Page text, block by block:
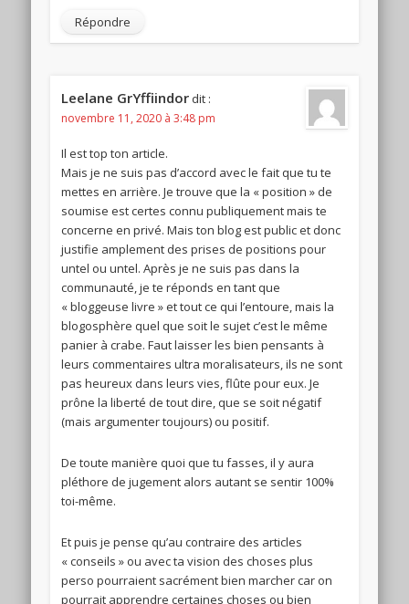
Répondre
Leelane GrYffiindor dit :
novembre 11, 2020 à 3:48 pm
Il est top ton article.
Mais je ne suis pas d’accord avec le fait que tu te
mettes en arrière. Je trouve que la « position » de
soumise est certes connu publiquement mais te
concerne en privé. Mais ton blog est public et donc
justifie amplement des prises de positions pour
untel ou untel. Après je ne suis pas dans la
communauté, je te réponds en tant que
« bloggeuse livre » et tout ce qui l’entoure, mais la
blogosphère quel que soit le sujet c’est le même
panier à crabe. Faut laisser les bien pensants à
leurs commentaires ultra moralisateurs, ils ne sont
pas heureux dans leurs vies, flûte pour eux. Je
prône la liberté de tout dire, que se soit négatif
(mais argumenter toujours) ou positif.
De toute manière quoi que tu fasses, il y aura
pléthore de jugement alors autant se sentir 100%
toi-même.
Et puis je pense qu’au contraire des articles
« conseils » ou avec ta vision des choses plus
perso pourraient sacrément bien marcher car on
pourrait apprendre certaines choses ou bien